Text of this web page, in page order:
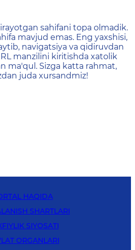
не
sahifani topa olmadik.
mavjud emas. Eng yaxshisi,
navigatsiya va qidiruvdan
manzilini kiritishda xatolik
ma'qul. Sizga katta rahmat,
juda xursandmiz!
HAQIDA
SHARTLARI
SIYOSATI
ORGANLARI